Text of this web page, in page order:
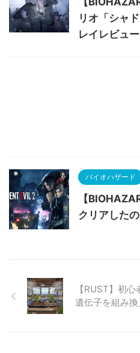
リオ「シャ
レイレビュー
バイオハザード
【
クリアした
【RUST】初
遺伝子を組み換